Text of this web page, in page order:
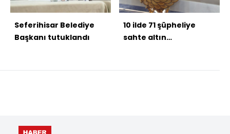
Seferihisar Belediye
Başkanı tutuklandı
10 ilde 71 şüpheliye
sahte altın